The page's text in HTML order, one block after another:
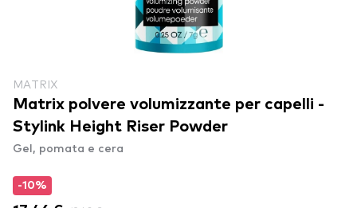
MATRIX
Matrix polvere volumizzante per capelli -
Stylink Height Riser Powder
Gel, pomata e cera
-10%